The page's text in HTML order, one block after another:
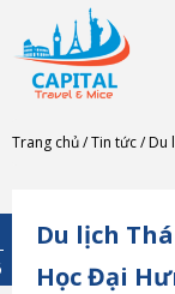
Trang chủ Tin tức Du
Du lịch
Học Đại